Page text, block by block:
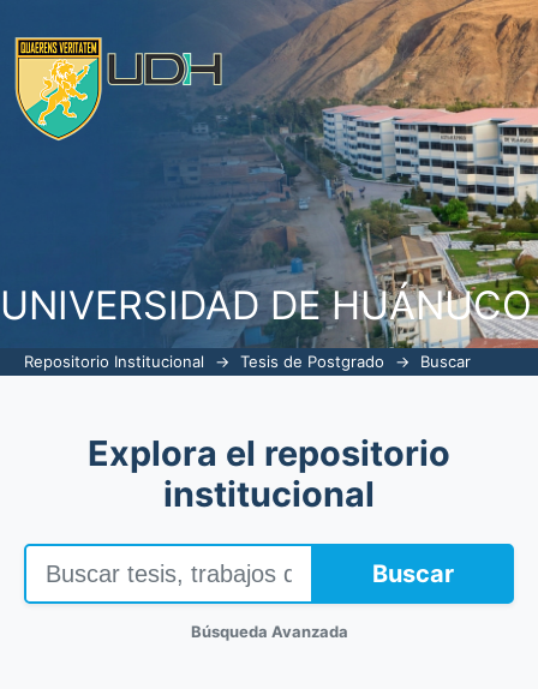
UNIVERSIDAD DE HUÁNUCO
Repositorio Institucional → Tesis de Postgrado → Buscar
Explora el repositorio
institucional
Buscar
Búsqueda Avanzada